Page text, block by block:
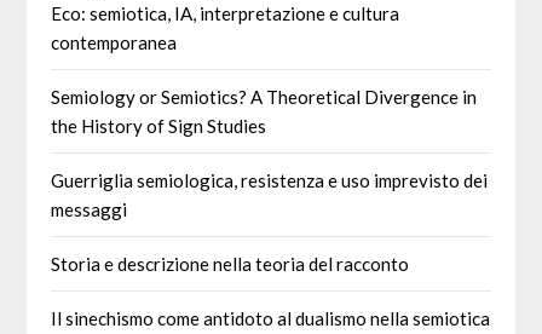
Eco: semiotica, IA, interpretazione e cultura
contemporanea
Semiology or Semiotics? A Theoretical Divergence in
the History of Sign Studies
Guerriglia semiologica, resistenza e uso imprevisto dei
messaggi
Storia e descrizione nella teoria del racconto
Il sinechismo come antidoto al dualismo nella semiotica